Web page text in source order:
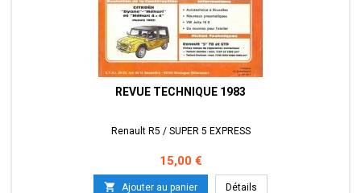
REVUE TECHNIQUE 1983
Renault R5 / SUPER 5 EXPRESS
Prix
15,00 €
 Ajouter au panier Détails